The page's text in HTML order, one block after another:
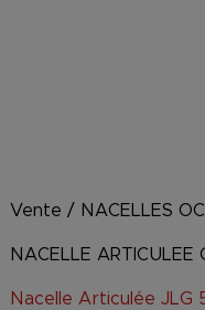
Vente / NACELLES
NACELLE ARTICULEE
Nacelle Articulée JLG